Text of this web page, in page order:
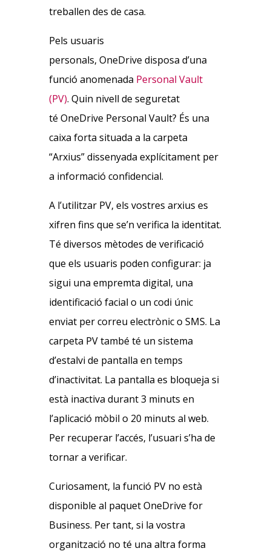
treballen des de casa.
Pels usuaris
personals, OneDrive disposa d’una
funció anomenada Personal Vault
(PV). Quin nivell de seguretat
té OneDrive Personal Vault? És una
caixa forta situada a la carpeta
“Arxius” dissenyada explícitament per
a informació confidencial.
A l’utilitzar PV, els vostres arxius es
xifren fins que se’n verifica la identitat.
Té diversos mètodes de verificació
que els usuaris poden configurar: ja
sigui una empremta digital, una
identificació facial o un codi únic
enviat per correu electrònic o SMS. La
carpeta PV també té un sistema
d’estalvi de pantalla en temps
d’inactivitat. La pantalla es bloqueja si
està inactiva durant 3 minuts en
l’aplicació mòbil o 20 minuts al web.
Per recuperar l’accés, l’usuari s’ha de
tornar a verificar.
Curiosament, la funció PV no està
disponible al paquet OneDrive for
Business. Per tant, si la vostra
organització no té una altra forma